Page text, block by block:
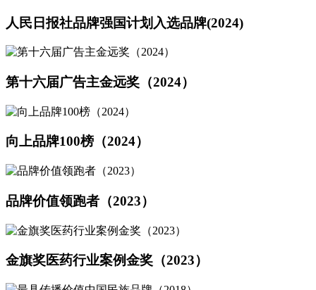
人民日报社品牌强国计划入选品牌(2024)
第十六届广告主金远奖（2024）
向上品牌100榜（2024）
品牌价值领跑者（2023）
金旗奖医药行业案例金奖（2023）